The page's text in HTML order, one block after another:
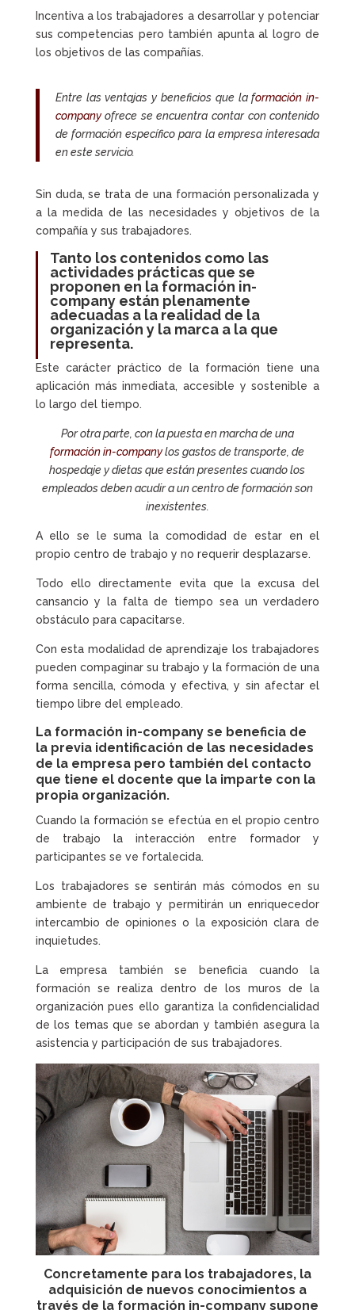
Incentiva a los trabajadores a desarrollar y potenciar
sus competencias pero también apunta al logro de
los objetivos de las compañías.
Entre las ventajas y beneficios que la formación in-
companyofrece se encuentra contar con contenido
de formación específico para la empresa interesada
en este servicio.
Sin duda, se trata de una formación personalizada y
a la medida de las necesidades y objetivos de la
compañía y sus trabajadores.
Tanto los contenidos como las
actividades prácticas que se
proponen en la formación in-
companyestán plenamente
adecuadas a la realidad de la
organización y la marca a la que
representa.
Este carácter práctico de la formación tiene una
aplicación más inmediata, accesible y sostenible a
lo largo del tiempo.
Por otra parte, con la puesta en marcha de una
formación in-companylos gastos de transporte, de
hospedaje y dietas que están presentes cuando los
empleados deben acudir a un centro de formación son
inexistentes.
A ello se le suma la comodidad de estar en el
propio centro de trabajo y no requerir desplazarse.
Todo ello directamente evita que la excusa del
cansancio y la falta de tiempo sea un verdadero
obstáculo para capacitarse.
Con esta modalidad de aprendizaje los trabajadores
pueden compaginar su trabajo y la formación de una
forma sencilla, cómoda y efectiva, y sin afectar el
tiempo libre del empleado.
La formación in-companyse beneficia de
la previa identificación de las necesidades
de la empresa pero también del contacto
que tiene el docente que la imparte con la
propia organización.
Cuando la formación se efectúa en el propio centro
de trabajo la interacción entre formador y
participantes se ve fortalecida.
Los trabajadores se sentirán más cómodos en su
ambiente de trabajo y permitirán un enriquecedor
intercambio de opiniones o la exposición clara de
inquietudes.
La empresa también se beneficia cuando la
formación se realiza dentro de los muros de la
organización pues ello garantiza la confidencialidad
de los temas que se abordan y también asegura la
asistencia y participación de sus trabajadores.
Concretamente para los trabajadores, la
adquisición de nuevos conocimientos a
través de la formación in-companysupone